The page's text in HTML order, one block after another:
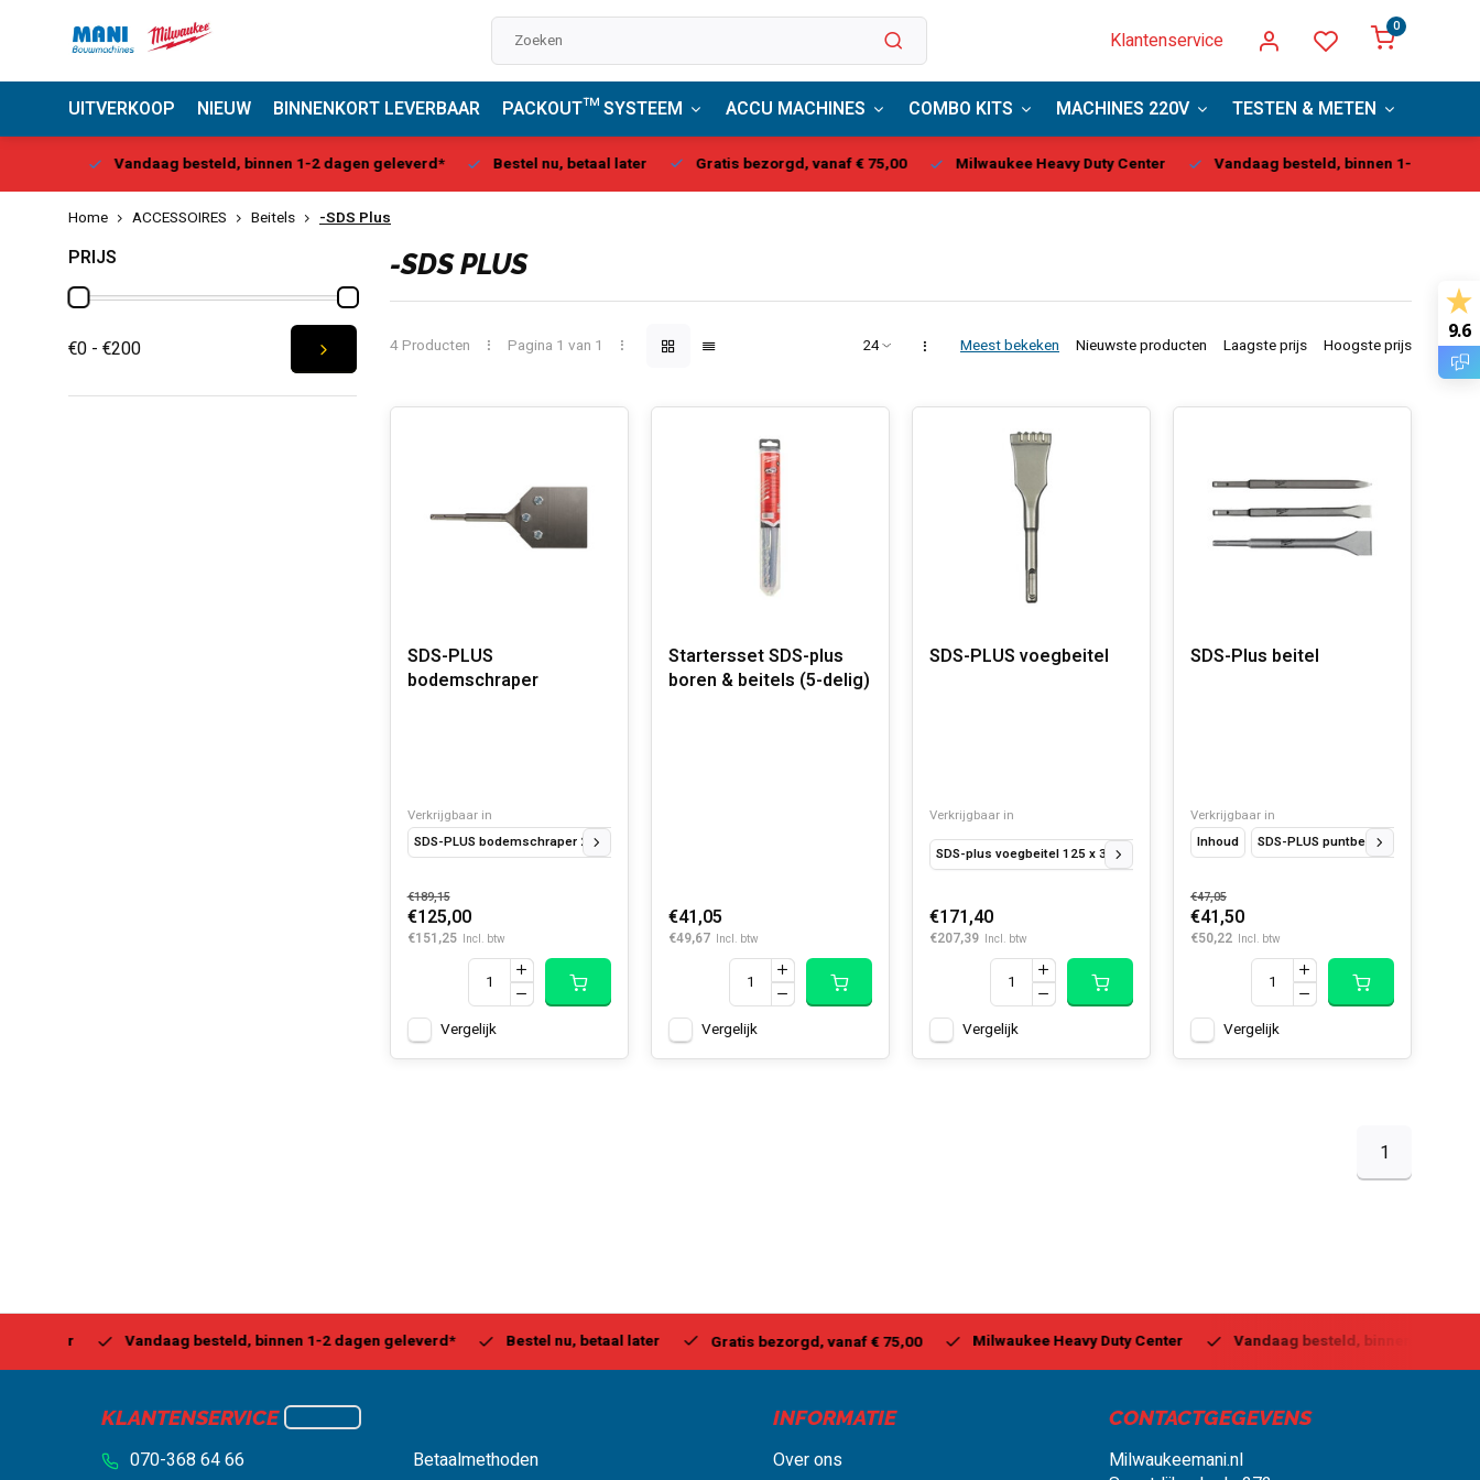
Klantenservice
0
UITVERKOOP NIEUW BINNENKORT LEVERBAAR PACKOUT™ SYSTEEM ACCU MACHINES COMBO KITS MACHINES 220V TESTEN & METEN
Vandaag besteld, binnen 1-2 dagen geleverd* Bestel nu, betaal later Gratis bezorgd, vanaf € 75,00 Milwaukee Heavy Duty Center Vandaag besteld, binnen 1-2 dagen
Home ACCESSOIRES Beitels -SDS Plus
PRIJS
€0 - €200
-SDS PLUS
4 Producten Pagina 1 van 1 Meest bekeken Nieuwste producten Laagste prijs Hoogste prijs
SDS-PLUS
bodemschraper
Verkrijgbaar in
SDS-PLUS bodemschraper 250 x 100 mm
SDS-PLUS bodemschraper 250 x 100 mm Reserveschraperblad Set
€189,15
€125,00
€151,25 Incl. btw
Vergelijk
Startersset SDS-plus
boren & beitels (5-delig)
€41,05
€49,67 Incl. btw
Vergelijk
SDS-PLUS voegbeitel
Verkrijgbaar in
SDS-plus voegbeitel 125 x 35 mm SDS-plus voegbeitel 200 x 35 mm.
€171,40
€207,39 Incl. btw
Vergelijk
SDS-Plus beitel
Verkrijgbaar in
Inhoud
SDS-PLUS puntbeitel 250 mm
€47,05
€41,50
€50,22 Incl. btw
Vergelijk
1
Vandaag besteld, binnen 1-2 dagen geleverd* Bestel nu, betaal later Gratis bezorgd, vanaf € 75,00 Milwaukee Heavy Duty Center Vandaag besteld, binnen 1-2 dagen
KLANTENSERVICE
070-368 64 66
Betaalmethoden
INFORMATIE
Over ons
CONTACTGEGEVENS
Milwaukeemani.nl
9.6